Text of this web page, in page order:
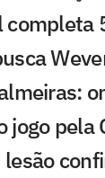
completa
jogo pela